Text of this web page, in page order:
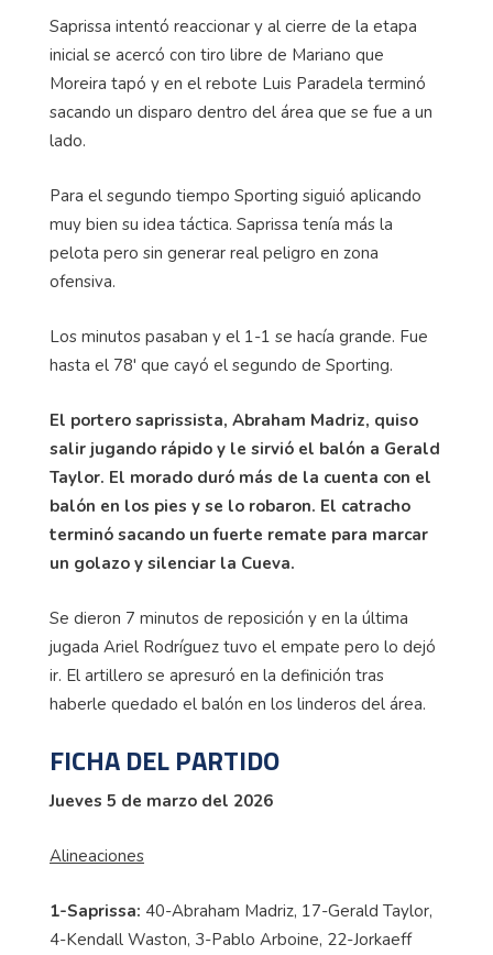
Saprissa intentó reaccionar y al cierre de la etapa
inicial se acercó con tiro libre de Mariano que
Moreira tapó y en el rebote Luis Paradela terminó
sacando un disparo dentro del área que se fue a un
lado.
Para el segundo tiempo Sporting siguió aplicando
muy bien su idea táctica. Saprissa tenía más la
pelota pero sin generar real peligro en zona
ofensiva.
Los minutos pasaban y el 1-1 se hacía grande. Fue
hasta el 78' que cayó el segundo de Sporting.
El portero saprissista, Abraham Madriz, quiso
salir jugando rápido y le sirvió el balón a Gerald
Taylor. El morado duró más de la cuenta con el
balón en los pies y se lo robaron. El catracho
terminó sacando un fuerte remate para marcar
un golazo y silenciar la Cueva.
Se dieron 7 minutos de reposición y en la última
jugada Ariel Rodríguez tuvo el empate pero lo dejó
ir. El artillero se apresuró en la definición tras
haberle quedado el balón en los linderos del área.
FICHA DEL PARTIDO
Jueves 5 de marzo del 2026
Alineaciones
1-Saprissa: 40-Abraham Madriz, 17-Gerald Taylor,
4-Kendall Waston, 3-Pablo Arboine, 22-Jorkaeff